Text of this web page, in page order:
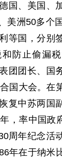
国、美国、
美洲50多个
等国，分别
防止偷漏
团团长、国
国大会。在
复中苏两国
，率中国政
周年纪念活
年在于纳米